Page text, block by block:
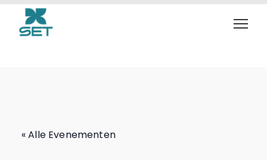
Taal Cafe Spaans
« Alle Evenementen